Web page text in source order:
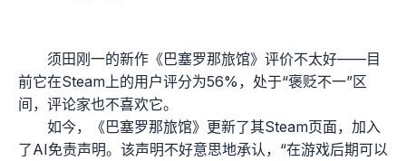
须田刚一的新作《巴塞罗那旅馆》评价不太好——目
前它在Steam上的用户评分为56%，处于“褒贬不一”区
间，评论家也不喜欢它。
如今，《巴塞罗那旅馆》更新了其Steam页面，加入
了AI免责声明。该声明不好意思地承认，“在游戏后期可以